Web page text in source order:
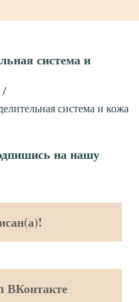
система и
система и кожа
на нашу
ВКонтакте